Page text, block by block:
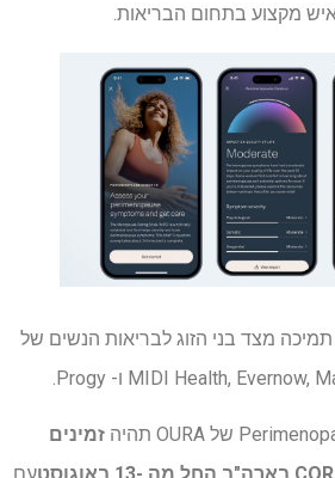
מקצוע בתחום הבריאות.
מצד בני הזוג לבריאות הנשים של
זמינים